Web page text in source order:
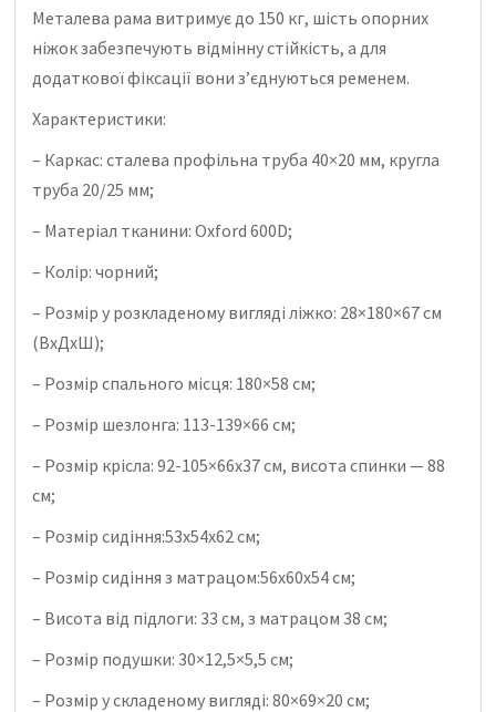
Металева рама витримує до 150 кг, шість опорних
ніжок забезпечують відмінну стійкість, а для
додаткової фіксації вони з’єднуються ременем.
Характеристики:
– Каркас: сталева профільна труба 40×20 мм, кругла
труба 20/25 мм;
– Матеріал тканини: Oxford 600D;
– Колір: чорний;
– Розмір у розкладеному вигляді ліжко: 28×180×67 см
(ВхДхШ);
– Розмір спального місця: 180×58 см;
– Розмір шезлонга: 113-139×66 см;
– Розмір крісла: 92-105×66х37 см, висота спинки — 88
см;
– Розмір сидіння:53х54х62 см;
– Розмір сидіння з матрацом:56х60х54 см;
– Висота від підлоги: 33 см, з матрацом 38 см;
– Розмір подушки: 30×12,5×5,5 см;
– Розмір у складеному вигляді: 80×69×20 см;